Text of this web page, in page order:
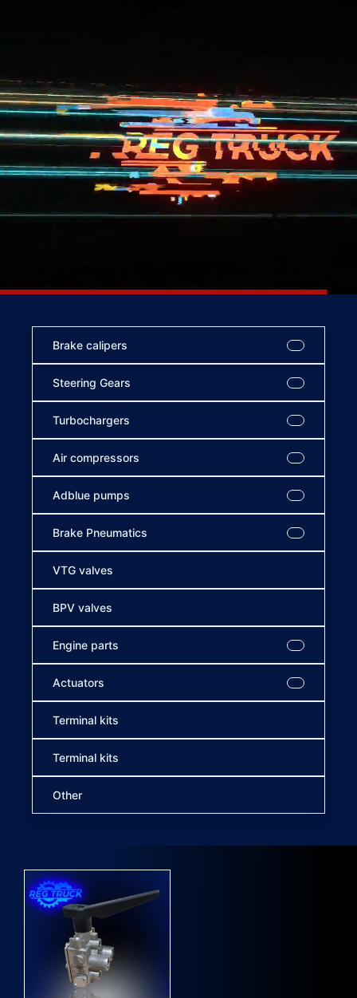
Brake calipers
Steering Gears
Turbochargers
Air compressors
Adblue pumps
Brake Pneumatics
VTG valves
BPV valves
Engine parts
Actuators
Terminal kits
Terminal kits
Other